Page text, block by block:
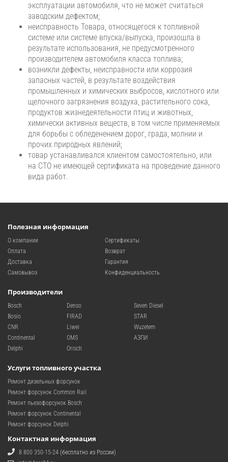
эксплуатации автомобиля, что не может считаться
заводским дефектом;
неисправность Товара, относящегося к топливной
системе или системе впуска/выпуска, произошла в
результате использования, не предусмотренного
производителем автомобиля класса топлива;
возникли дефекты, неисправности или коррозия
запасных частей, в результате воздействия
промышленных и химических выбросов, кислотного или
щелочного загрязнения воздуха, растительного сока,
продуктов жизнедеятельности птиц и животных,
химически активных веществ, в том числе применяемых
для борьбы с обледенением дорог, града, молнии и
прочих природных явлений;
товар устанавливался клиентом самостоятельно, или
на СТО не имеющей сертификата на проведение данного
вида работ.​​
Полезная информация
О компании
Оплата
Доставка
Самовывоз
Сертификаты
Возврат
Гарантия
Конфиденциальность
Производители
Bosch
Bosio
CNR
Continental
Delphi
Denso
FIRAD
Liwei
OMS
Orisch
Seven Diesel
STAR
Wuzetem
АЗПИ
Услуги топливного участка
Ремонт дизельных форсунок
Ремонт форсунок Common Rail
Ремонт пьезофорсунок Bosch
Ремонт форсунок Continental
Ремонт форсунок Delphi
Контактная информация
8 800 350-15-24 (бесплатно из России)